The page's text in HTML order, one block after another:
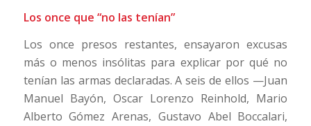
Los once que “no las tenían”
Los once presos restantes, ensayaron excusas
más o menos insólitas para explicar por qué no
tenían las armas declaradas. A seis de ellos —Juan
Manuel Bayón, Oscar Lorenzo Reinhold, Mario
Alberto Gómez Arenas, Gustavo Abel Boccalari,